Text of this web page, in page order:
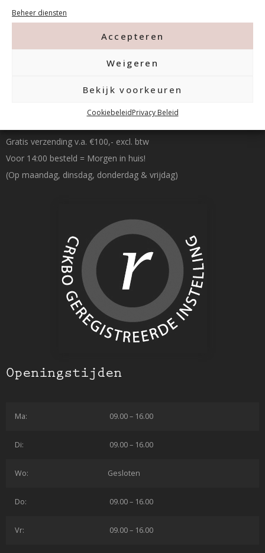
Beheer diensten
Accepteren
Weigeren
Bekijk voorkeuren
CookiebeleidPrivacy Beleid
info@mfacademy.nl
Gratis verzending v.a. €100,- excl. btw
Voor 14:00 besteld = Morgen in huis!
(Op maandag, dinsdag, donderdag & vrijdag)
Openingstijden
Ma: 09.00 – 16.00
Di: 09.00 – 16.00
Wo: Gesloten
Do: 09.00 – 16.00
Vr: 09.00 – 16.00